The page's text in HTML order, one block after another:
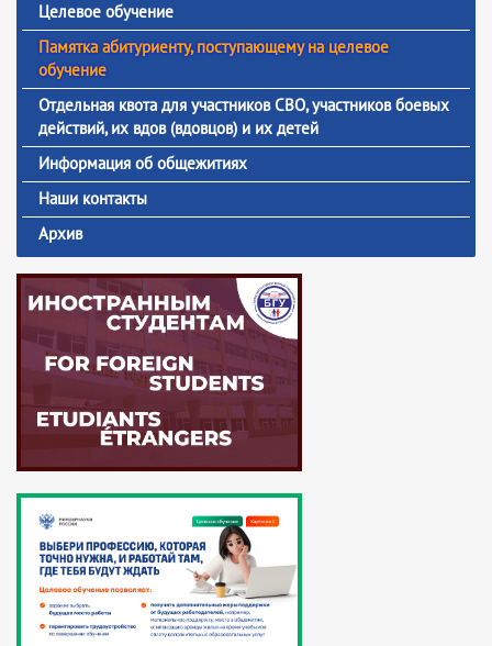
Целевое обучение
Памятка абитуриенту, поступающему на целевое
обучение
Отдельная квота для участников СВО, участников боевых
действий, их вдов (вдовцов) и их детей
Информация об общежитиях
Наши контакты
Архив